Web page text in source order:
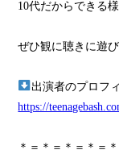
10代だからできる
ぜひ観に聴きに遊
出演者のプロフ
https://
＊＝＊＝＊＝＊＝